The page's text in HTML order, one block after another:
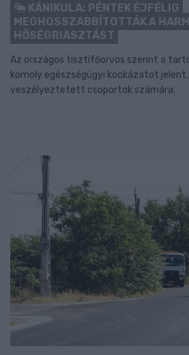
KÁNIKULA: PÉNTEK ÉJFÉLIG
MEGHOSSZABBÍTOTTÁK A
HŐSÉGRIASZTÁST
Az országos tisztifőorvos szerint a
komoly egészségügyi kockázatot jelent,
veszélyeztetett csoportok számára.